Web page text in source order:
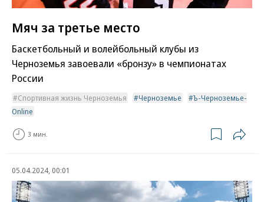
Мяч за третье место
Баскетбольный и волейбольный клубы из
Черноземья завоевали «бронзу» в чемпионатах
России
Спортивная жизнь Черноземья Черноземье
Ъ-Черноземье-
Online
3 мин.
05.04.2024, 00:01